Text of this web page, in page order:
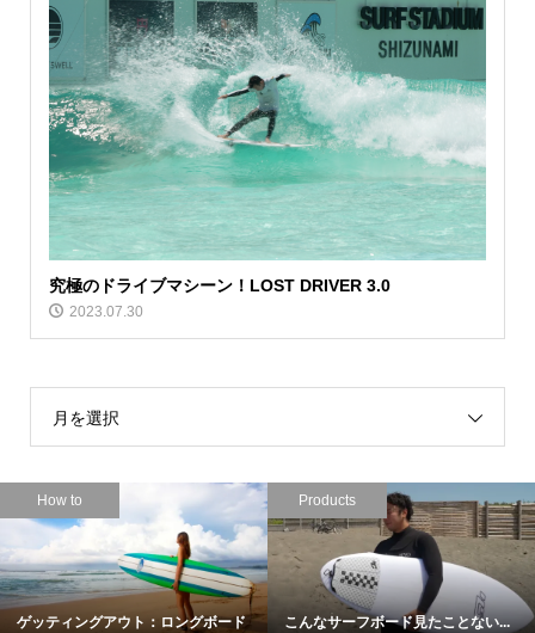
究極のドライブマシーン！LOST DRIVER 3.0
2023.07.30
月を選択
How to
ゲッティングアウト：ロングボード
Products
こんなサーフボード見たことない...